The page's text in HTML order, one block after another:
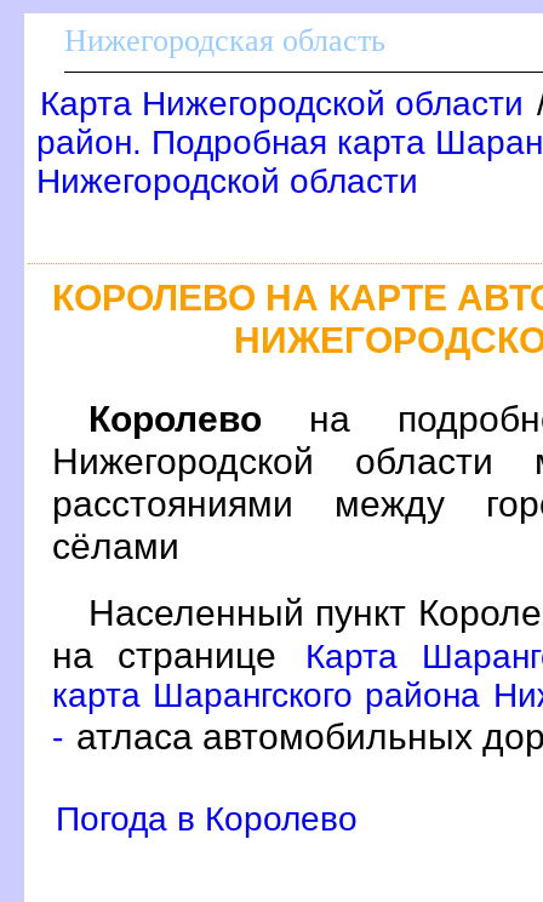
Нижегородская область
Карта Нижегородской области
район. Подробная карта
Нижегородской области
КОРОЛЕВО НА КАРТЕ
Королево на
Нижегородской
расстояниями между
сёлами
Населенный пункт
на странице
Карта
карта Шарангского района
- атласа автомобильных
Погода в Королево